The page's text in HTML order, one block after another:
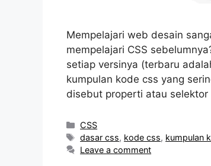
Mempelajari web desain
mempelajari CSS
setiap versinya (terbaru
kumpulan kode css yang
disebut properti atau
Categories
CSS
Tags
dasar css, kode css, kumpulan
Leave a comment